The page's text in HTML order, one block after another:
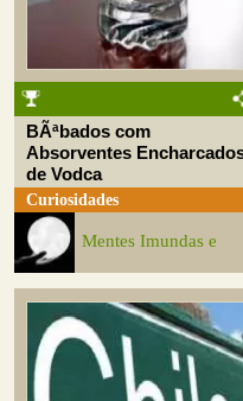
BÃªbados com
Absorventes
de Vodca
Curiosidades
Mentes Imundas e